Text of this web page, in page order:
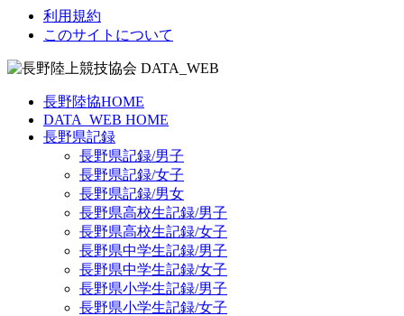
利用規約
このサイトについて
長野陸協HOME
DATA_WEB HOME
長野県記録
長野県記録/男子
長野県記録/女子
長野県記録/男女
長野県高校生記録/男子
長野県高校生記録/女子
長野県中学生記録/男子
長野県中学生記録/女子
長野県小学生記録/男子
長野県小学生記録/女子